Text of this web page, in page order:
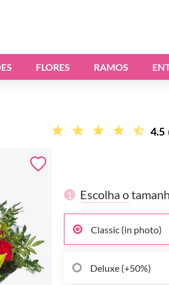
FLORES RAMOS
4.5
1 Escolha o
Classic (in photo)
Deluxe (+50%)